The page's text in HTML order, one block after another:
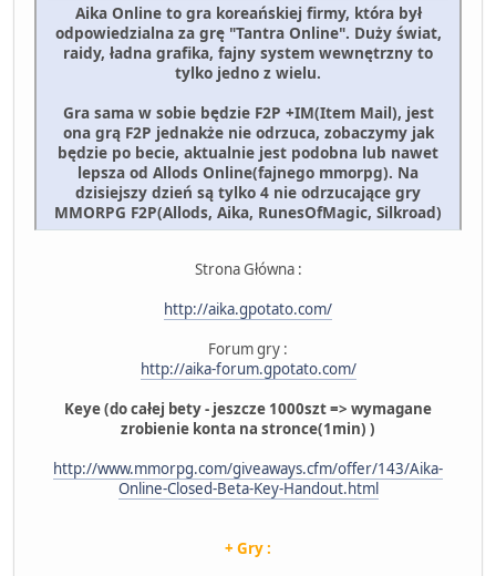
Aika Online to gra koreańskiej firmy, która był
odpowiedzialna za grę "Tantra Online". Duży świat,
raidy, ładna grafika, fajny system wewnętrzny to
tylko jedno z wielu.
Gra sama w sobie będzie F2P +IM(Item Mail), jest
ona grą F2P jednakże nie odrzuca, zobaczymy jak
będzie po becie, aktualnie jest podobna lub nawet
lepsza od Allods Online(fajnego mmorpg). Na
dzisiejszy dzień są tylko 4 nie odrzucające gry
MMORPG F2P(Allods, Aika, RunesOfMagic, Silkroad)
Strona Główna :
http://aika.gpotato.com/
Forum gry :
http://aika-forum.gpotato.com/
Keye (do całej bety - jeszcze 1000szt => wymagane
zrobienie konta na stronce(1min) )
http://www.mmorpg.com/giveaways.cfm/offer/143/Aika-
Online-Closed-Beta-Key-Handout.html
+ Gry :